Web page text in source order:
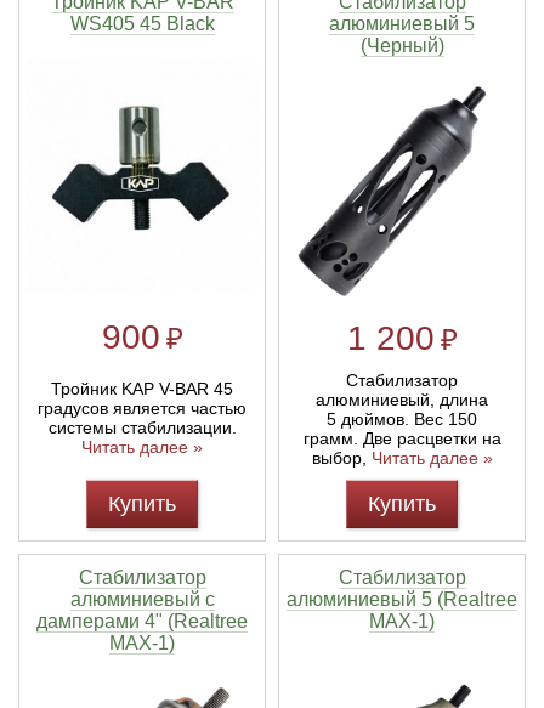
WS405 45 Black
900 ₽
Тройник KAP V-BAR 45
градусов является частью
системы стабилизации.
Читать далее »
Купить
алюминиевый 5
(Черный)
1 200 ₽
Стабилизатор
алюминиевый, длина
5 дюймов. Вес 150
грамм. Две расцветки на
выбор, Читать далее »
Купить
Стабилизатор
алюминиевый с
дамперами 4" (Realtree
MAX-1)
Стабилизатор
алюминиевый 5 (Realtree
MAX-1)
Полочки для лука
Кликеры для лука
Ножи складные